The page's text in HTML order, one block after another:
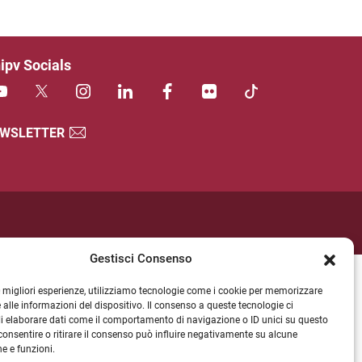
Gestisci Consenso
migliori esperienze, utilizziamo tecnologie come i cookie per memorizzare
alle informazioni del dispositivo. Il consenso a queste tecnologie ci
elaborare dati come il comportamento di navigazione o ID unici su questo
o ritirare il consenso può influire negativamente su alcune
e funzioni.
Socials